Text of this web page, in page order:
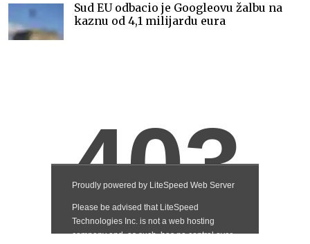
Sud EU odbacio je Googleovu žalbu na
kaznu od 4,1 milijardu eura